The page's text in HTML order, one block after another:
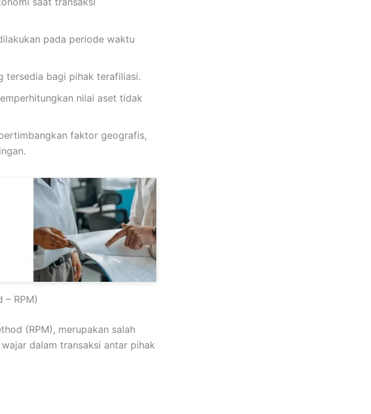
pada periode waktu
tersedia bagi pihak terafiliasi.
nilai aset tidak
faktor geografis,
– RPM)
(RPM), merupakan salah
dalam transaksi antar pihak